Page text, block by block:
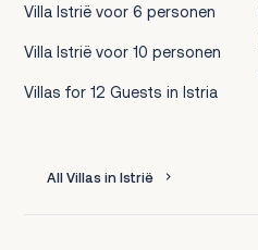
Villa Istrië voor 6 personen
Villa Istrië voor 10 personen
Villas for 12 Guests in Istria
All Villas in Istrië